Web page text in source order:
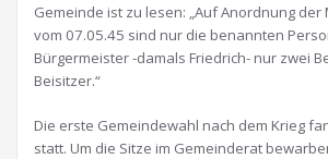
Gemeinde ist zu lesen: „Auf Anordnung
vom 07.05.45 sind nur die benannten
Bürgermeister -damals Friedrich- nur zwei
Beisitzer.“
Die erste Gemeindewahl nach dem Krieg
statt. Um die Sitze im Gemeinderat